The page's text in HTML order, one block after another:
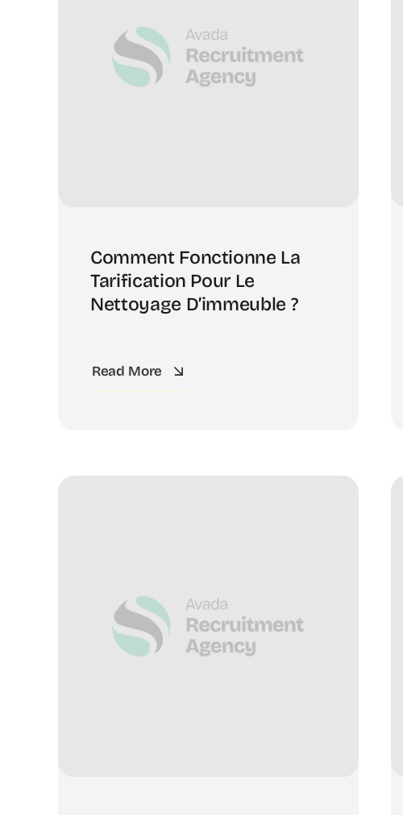
Comment Fonctionne La
Tarification Pour Le
Nettoyage D’immeuble ?
Read More